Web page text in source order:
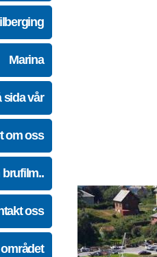
Marina
sida vår
om oss
brufilm..
oss